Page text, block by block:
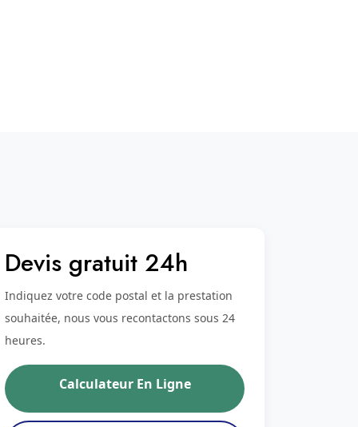
Devis gratuit 24h
Indiquez votre code postal et la prestation
souhaitée, nous vous recontactons sous 24
heures.
Calculateur En Ligne